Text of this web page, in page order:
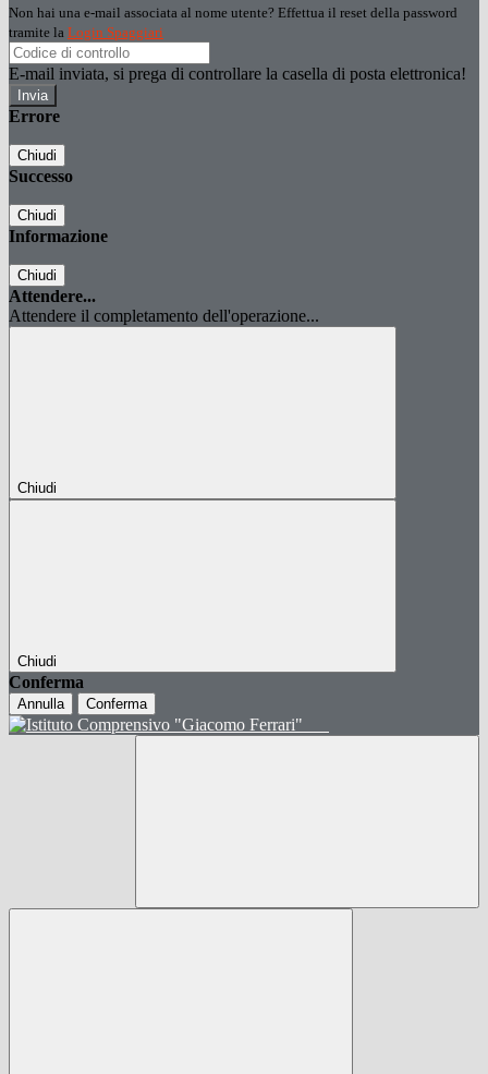
Non hai una e-mail associata al nome utente? Effettua il reset della password
tramite la Login Spaggiari
E-mail inviata, si prega di controllare la casella di posta elettronica!
Errore
Chiudi
Successo
Chiudi
Informazione
Chiudi
Attendere...
Attendere il completamento dell'operazione...
Chiudi
Chiudi
Conferma
Annulla Conferma